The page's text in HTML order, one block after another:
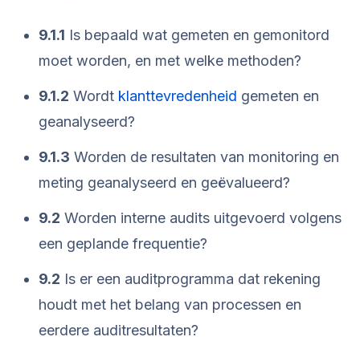
9.1.1 Is bepaald wat gemeten en gemonitord
moet worden, en met welke methoden?
9.1.2 Wordt klanttevredenheid gemeten en
geanalyseerd?
9.1.3 Worden de resultaten van monitoring en
meting geanalyseerd en geëvalueerd?
9.2 Worden interne audits uitgevoerd volgens
een geplande frequentie?
9.2 Is er een auditprogramma dat rekening
houdt met het belang van processen en
eerdere auditresultaten?